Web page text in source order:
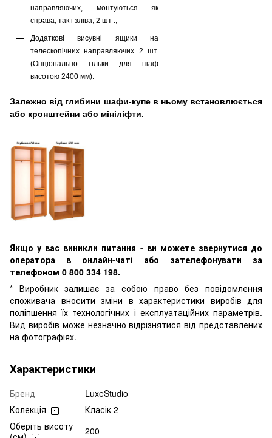
направляючих, монтуються як
справа, так і зліва, 2 шт .;
Додаткові висувні ящики на
телескопічних направляючих 2 шт.
(Опціонально тільки для шаф
висотою 2400 мм).
Залежно від глибини шафи-купе в ньому встановлюється
або кронштейни або мініліфти.
Якщо у вас виникли питання - ви можете звернутися до
оператора в онлайн-чаті або зателефонувати за
телефоном 0 800 334 198.
* Виробник залишає за собою право без повідомлення
споживача вносити зміни в характеристики виробів для
поліпшення їх технологічних і експлуатаційних параметрів.
Вид виробів може незначно відрізнятися від представлених
на фотографіях.
Характеристики
Бренд
LuxeStudio
Колекція
Класік 2
Оберіть висоту
200